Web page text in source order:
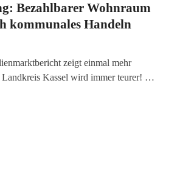
Bezahlbarer Wohnraum
kommunales Handeln
zeigt einmal mehr
Kassel wird immer teurer! …